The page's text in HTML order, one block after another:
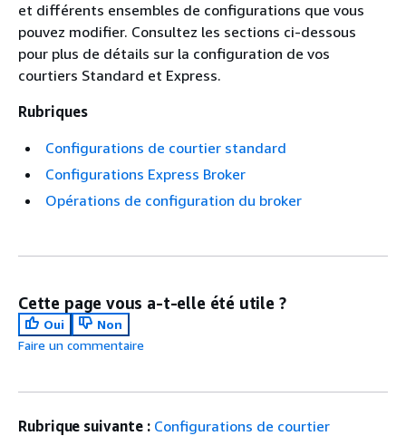
et différents ensembles de configurations que vous
pouvez modifier. Consultez les sections ci-dessous
pour plus de détails sur la configuration de vos
courtiers Standard et Express.
Rubriques
Configurations de courtier standard
Configurations Express Broker
Opérations de configuration du broker
Cette page vous a-t-elle été utile ?
Oui
Non
Faire un commentaire
Rubrique suivante : Configurations de courtier